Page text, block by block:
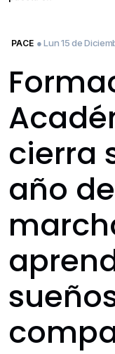
PACE ● Lun 15 de
cierra
año